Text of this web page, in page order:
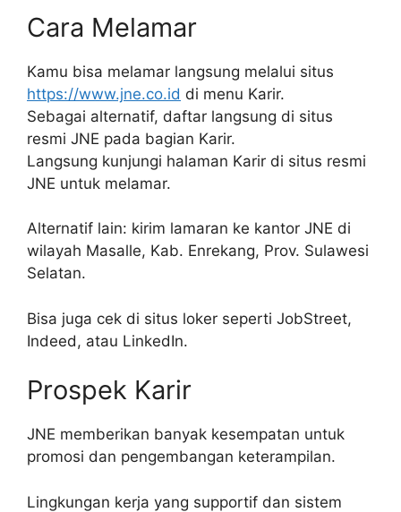
Cara Melamar
Kamu bisa melamar langsung melalui situs
https://www.jne.co.id di menu Karir.
Sebagai alternatif, daftar langsung di situs
resmi JNE pada bagian Karir.
Langsung kunjungi halaman Karir di situs resmi
JNE untuk melamar.
Alternatif lain: kirim lamaran ke kantor JNE di
wilayah Masalle, Kab. Enrekang, Prov. Sulawesi
Selatan.
Bisa juga cek di situs loker seperti JobStreet,
Indeed, atau LinkedIn.
Prospek Karir
JNE memberikan banyak kesempatan untuk
promosi dan pengembangan keterampilan.
Lingkungan kerja yang supportif dan sistem